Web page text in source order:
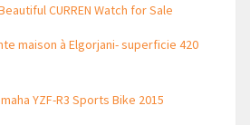
CURREN Watch for Sale
maison à Elgorjani- superficie 420
YZF-R3 Sports Bike 2015